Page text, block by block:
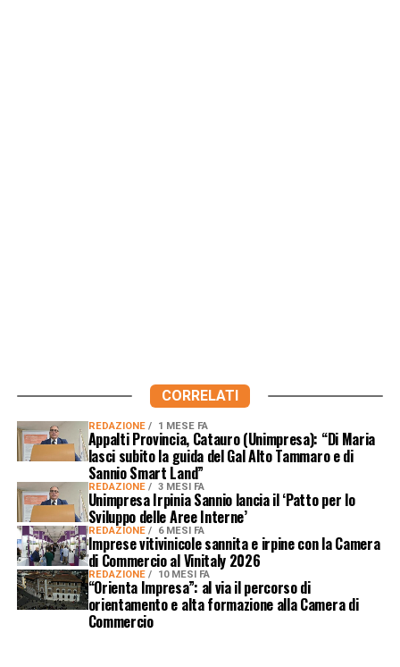
CORRELATI
REDAZIONE 1 MESE FA
Appalti Provincia, Catauro (Unimpresa): “Di Maria
lasci subito la guida del Gal Alto Tammaro e di
Sannio Smart Land”
REDAZIONE 3 MESI FA
Unimpresa Irpinia Sannio lancia il ‘Patto per lo
Sviluppo delle Aree Interne’
REDAZIONE 6 MESI FA
Imprese vitivinicole sannita e irpine con la Camera
di Commercio al Vinitaly 2026
REDAZIONE 10 MESI FA
“Orienta Impresa”: al via il percorso di
orientamento e alta formazione alla Camera di
Commercio